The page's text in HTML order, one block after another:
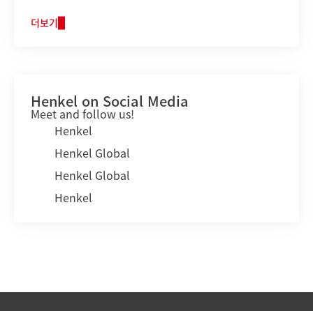
더보기
Henkel on Social Media
Meet and follow us!
Henkel
Henkel Global
Henkel Global
Henkel